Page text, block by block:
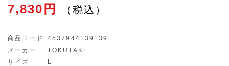
7,830円
商品コード
4537944139139
メーカー
TOKUTAKE
サイズ
L